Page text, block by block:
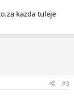
kazda tuleje
#3